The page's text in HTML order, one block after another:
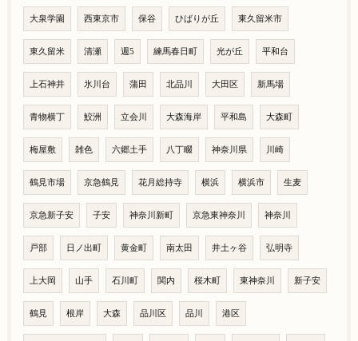
大泉学園 西東京市 保谷 ひばりが丘 東久留米市
東久留米 清瀬 週5 練馬春日町 光が丘 平和台
上石神井 氷川台 蒲田 北品川 大田区 新馬場
青物横丁 鮫洲 立会川 大森海岸 平和島 大森町
梅屋敷 雑色 六郷土手 八丁畷 神奈川県 川崎
鶴見市場 京急鶴見 花月総持寺 横浜 横浜市 生麦
京急新子安 子安 神奈川新町 京急東神奈川 神奈川
戸部 日ノ出町 黄金町 南太田 井土ヶ谷 弘明寺
上大岡 山手 石川町 関内 桜木町 東神奈川 新子安
鶴見 根岸 大森 品川区 品川 港区